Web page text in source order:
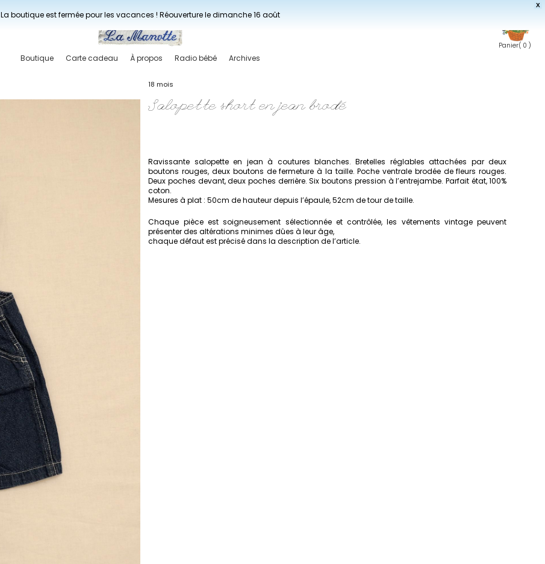
X
La boutique est fermée pour les vacances ! Réouverture le dimanche 16 août
Panier( 0 )
Boutique Carte cadeau À propos Radio bébé Archives
18 mois
Salopette short en jean brodé
Ravissante salopette en jean à coutures blanches. Bretelles réglables attachées par deux
boutons rouges, deux boutons de fermeture à la taille. Poche ventrale brodée de fleurs rouges.
Deux poches devant, deux poches derrière. Six boutons pression à l’entrejambe. Parfait état, 100%
coton.
Mesures à plat : 50cm de hauteur depuis l’épaule, 52cm de tour de taille.
Chaque pièce est soigneusement sélectionnée et contrôlée, les vêtements vintage peuvent
présenter des altérations minimes dûes à leur âge,
chaque défaut est précisé dans la description de l’article.